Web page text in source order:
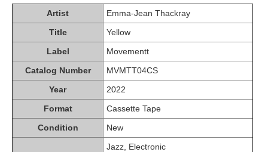
Artist
Emma-Jean Thackray
Title
Yellow
Label
Movementt
Catalog Number
MVMTT04CS
Year
2022
Format
Cassette Tape
Condition
New
Jazz, Electronic